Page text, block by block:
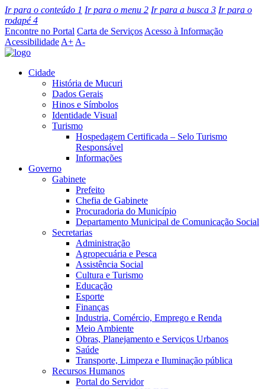
Ir para o conteúdo 1 Ir para o menu 2 Ir para a busca 3 Ir para o
rodapé4
Encontre no Portal Carta de Serviços Acesso à Informação
Acessibilidade A+ A-
Cidade
História de Mucuri
Dados Gerais
Hinos e Símbolos
Identidade Visual
Turismo
Hospedagem Certificada – Selo Turismo
Responsável
Informações
Governo
Gabinete
Prefeito
Chefia de Gabinete
Procuradoria do Município
Departamento Municipal de Comunicação Social
Secretarias
Administração
Agropecuária e Pesca
Assistência Social
Cultura e Turismo
Educação
Esporte
Finanças
Industria, Comércio, Emprego e Renda
Meio Ambiente
Obras, Planejamento e Serviços Urbanos
Saúde
Transporte, Limpeza e Iluminação pública
Recursos Humanos
Portal do Servidor